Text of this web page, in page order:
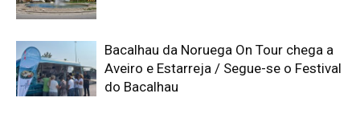
Bacalhau da Noruega On Tour chega a
Aveiro e Estarreja / Segue-se o Festival
do Bacalhau